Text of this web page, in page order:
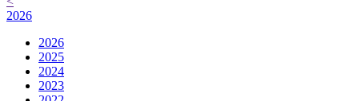
2026
2026
2025
2024
2023